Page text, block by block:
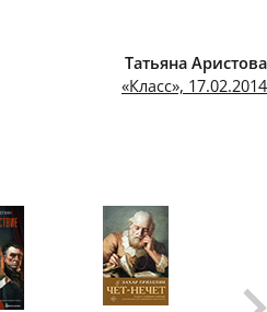
Татьяна Аристова
«Класс», 17.02.2014